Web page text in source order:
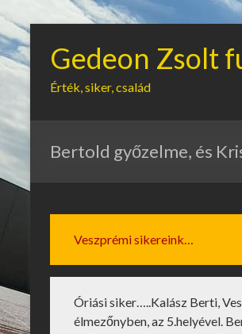
Gedeon Zsolt
Érték, siker, család
Bertold győzelme, és
Veszprémi sikereink…
Óriási siker…..Kalász Berti,
élmezőnyben, az 5.helyével.